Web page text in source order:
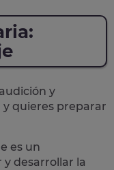
y
y quieres preparar
es un
desarrollar la